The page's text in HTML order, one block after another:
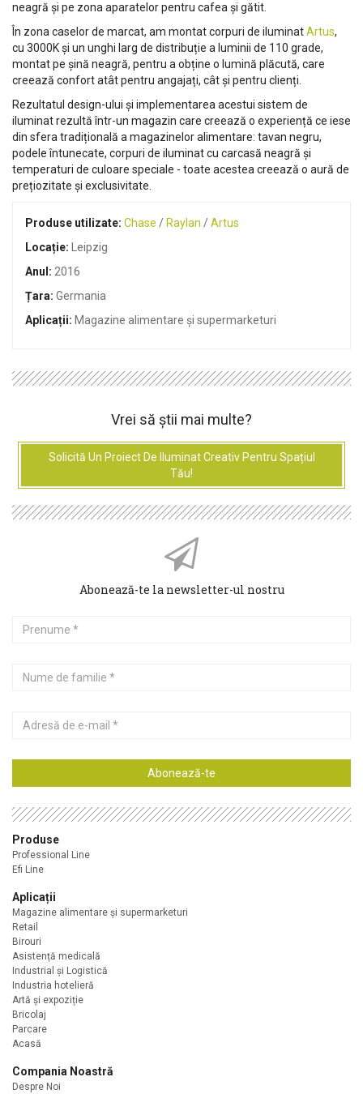
neagră și pe zona aparatelor pentru cafea și gătit.
În zona caselor de marcat, am montat corpuri de iluminatArtus,
cu 3000K și un unghi larg de distribuție a luminii de 110 grade,
montat pe șină neagră, pentru a obține o lumină plăcută, care
creează confort atât pentru angajați, cât și pentru clienți.
Rezultatul design-ului și implementarea acestui sistem de
iluminat rezultă într-un magazin care creează o experiență ce iese
din sfera tradițională a magazinelor alimentare: tavan negru,
podele întunecate, corpuri de iluminat cu carcasă neagră și
temperaturi de culoare speciale - toate acestea creează o aură de
prețiozitate și exclusivitate.
Produse utilizate: Chase / Raylan /Artus
Locație: Leipzig
Anul: 2016
Țara: Germania
Aplicații: Magazine alimentare şi supermarketuri
Vrei să știi mai multe?
Solicită Un Proiect De Iluminat Creativ Pentru Spațiul
Tău!
Abonează-te la newsletter-ul nostru
Prenume
Nume
Adresă
Abonează-te
Produse
Professional Line
Efi Line
Aplicații
Magazine alimentare şi supermarketuri
Retail
Birouri
Asistență medicală
Industrial și Logistică
Industria hotelieră
Artă și expoziție
Bricolaj
Parcare
Acasă
Compania Noastră
Despre Noi